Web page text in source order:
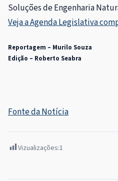
Soluções de Engenharia
Veja a Agenda Legislativa
Reportagem – Murilo Souza
Edição – Roberto Seabra
Fonte da Notícia
Vizualizações:1